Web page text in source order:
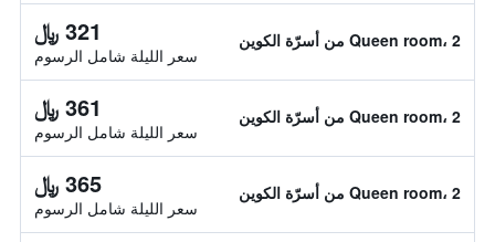
Queen room، 2 من أسرّة الكوين 321 ﷼
سعر الليلة شامل الرسوم
Queen room، 2 من أسرّة الكوين 361 ﷼
سعر الليلة شامل الرسوم
Queen room، 2 من أسرّة الكوين 365 ﷼
سعر الليلة شامل الرسوم